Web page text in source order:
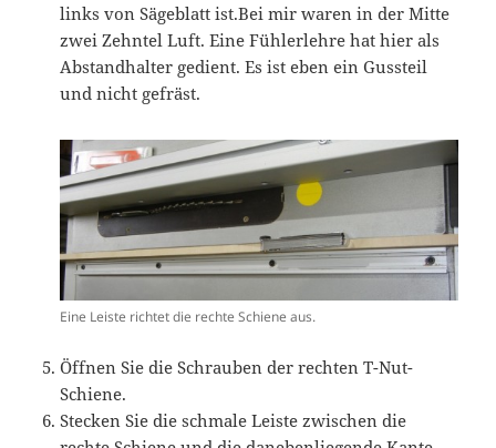
links von Sägeblatt ist.Bei mir waren in der Mitte
zwei Zehntel Luft. Eine Fühlerlehre hat hier als
Abstandhalter gedient. Es ist eben ein Gussteil
und nicht gefräst.
Eine Leiste richtet die rechte Schiene aus.
Öffnen Sie die Schrauben der rechten T-Nut-
Schiene.
Stecken Sie die schmale Leiste zwischen die